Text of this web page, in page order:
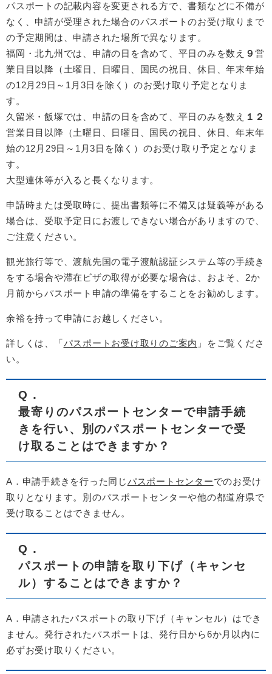
パスポートの記載内容を変更される方で、書類などに不備が
なく、申請が受理された場合のパスポートのお受け取りまで
の予定期間は、申請された場所で異なります。
福岡・北九州では、申請の日を含めて、平日のみを数え ９営
業日目以降（土曜日、日曜日、国民の祝日、休日、年末年始
の12月29日～1月3日を除く）のお受け取り予定となりま
す。
久留米・飯塚では、申請の日を含めて、平日のみを数え １２
営業日目以降（土曜日、日曜日、国民の祝日、休日、年末年
始の12月29日～1月3日を除く）のお受け取り予定となりま
す。
大型連休等が入ると長くなります。
申請時または受取時に、提出書類等に不備又は疑義等がある
場合は、受取予定日にお渡しできない場合がありますので、
ご注意ください。
観光旅行等で、渡航先国の電子渡航認証システム等の手続き
をする場合や滞在ビザの取得が必要な場合は、およそ、2か
月前からパスポート申請の準備をすることをお勧めします。
余裕を持って申請にお越しください。
詳しくは、「パスポートお受け取りのご案内 」をご覧くださ
い。
Q ．
最寄りのパスポートセンターで申請手続
きを行い、別のパスポートセンターで受
け取ることはできますか？
A．申請手続きを行った同じパスポートセンターでのお受け
取りとなります。別のパスポートセンターや他の都道府県で
受け取ることはできません。
Q ．
パスポートの申請を取り下げ（キャンセ
ル）することはできますか？
A．申請されたパスポートの取り下げ（キャンセル）はでき
ません。発行されたパスポートは、発行日から6か月以内に
必ずお受け取りください。